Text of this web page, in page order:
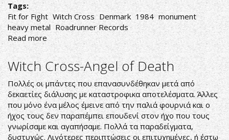
Tags:
Fit for Fight Witch Cross Denmark 1984 monument
heavy metal Roadrunner Records
Read moreabout
Witch
Cross-
Fit
for
Fight
Witch Cross-Angel of Death
Πολλές οι μπάντες που επανασυνδέθηκαν μετά από
δεκαετίες διάλυσης με καταστροφικα αποτελέσματα. Άλλες
που μόνο ένα μέλος έμεινε από την παλιά φουρνιά και ο
ήχος τους δεν παραπέμπει επουδενί στον ήχο που τους
γνωρίσαμε και αγαπήσαμε. Πολλά τα παραδείγματα,
δυστυχώς. Λιγότερες περιπτώσεις οι επιτυχημένες, ή έστω